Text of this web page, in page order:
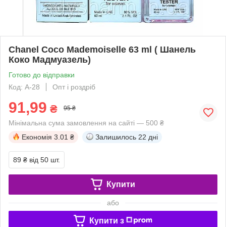
Chanel Coco Mademoiselle 63 ml ( Шанель
Коко Мадмуазель)
Готово до відправки
Код: А-28
Опт і роздріб
91,99 ₴ 95 ₴
Мінімальна сума замовлення на сайті — 500 ₴
Економія 3.01 ₴ Залишилось 22 дні
89 ₴ від 50 шт.
Купити
або
Купити з